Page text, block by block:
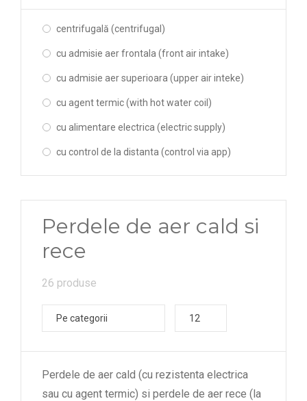
900 x 3500 mm
centrifugală (centrifugal)
cu admisie aer frontala (front air intake)
cu admisie aer superioara (upper air inteke)
cu agent termic (with hot water coil)
cu alimentare electrica (electric supply)
cu control de la distanta (control via app)
cu led (with LED light)
cu rezistenta electrica (with el.resistance)
fara alimentare electrica (no el.resistance)
tangentială (tangential)
Perdele de aer cald si
rece
26 produse
Pe categorii 12
Perdele de aer cald (cu rezistenta electrica
sau cu agent termic) si perdele de aer rece (la